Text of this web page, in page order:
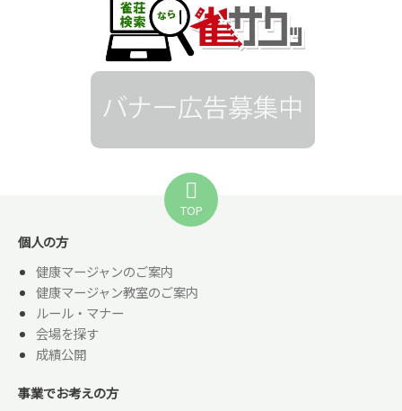
TOP
個人の方
健康マージャンのご案内
健康マージャン教室のご案内
ルール・マナー
会場を探す
成績公開
事業でお考えの方